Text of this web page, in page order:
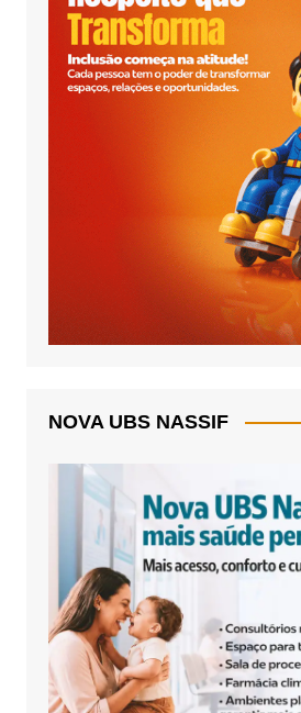
NOVA UBS NASSIF